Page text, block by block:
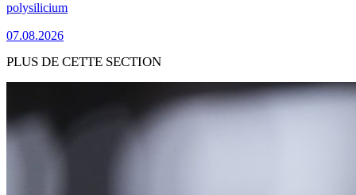
polysilicium
07.08.2026
PLUS DE CETTE SECTION